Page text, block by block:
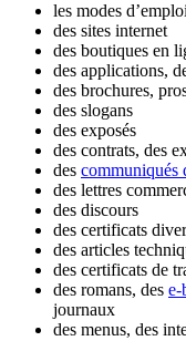
les modes
des sites internet
des boutiques en
des applications,
des brochures,
des slogans
des exposés
des contrats, des
des communiqués
des lettres
des discours
des certificats
des articles
des certificats de
des romans, des e-
journaux
des menus, des